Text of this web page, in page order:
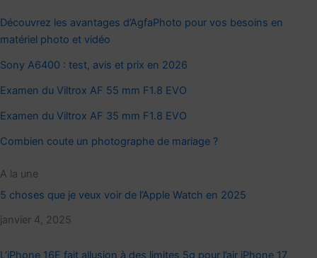
Découvrez les avantages d’AgfaPhoto pour vos besoins en
matériel photo et vidéo
Sony A6400 : test, avis et prix en 2026
Examen du Viltrox AF 55 mm F1.8 EVO
Examen du Viltrox AF 35 mm F1.8 EVO
Combien coute un photographe de mariage ?
A la une
5 choses que je veux voir de l’Apple Watch en 2025
Date
janvier 4, 2025
L’iPhone 16E fait allusion à des limites 5g pour l’air iPhone 17